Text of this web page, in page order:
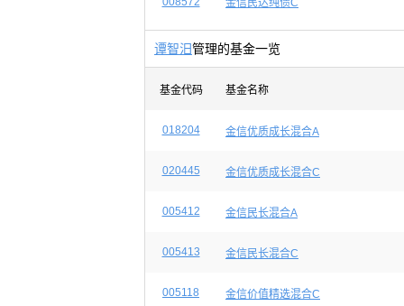
金信民达纯债C
谭智汨管理的基金一览
基金代码 基金名称
018204 金信优质成长混合A
020445 金信优质成长混合C
005412 金信民长混合A
005413 金信民长混合C
005118 金信价值精选混合C